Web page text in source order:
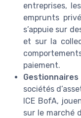
entreprises,
emprunts
s’appuie sur
et sur la
paiement.
sociétés
ICE BofA,
sur le marché